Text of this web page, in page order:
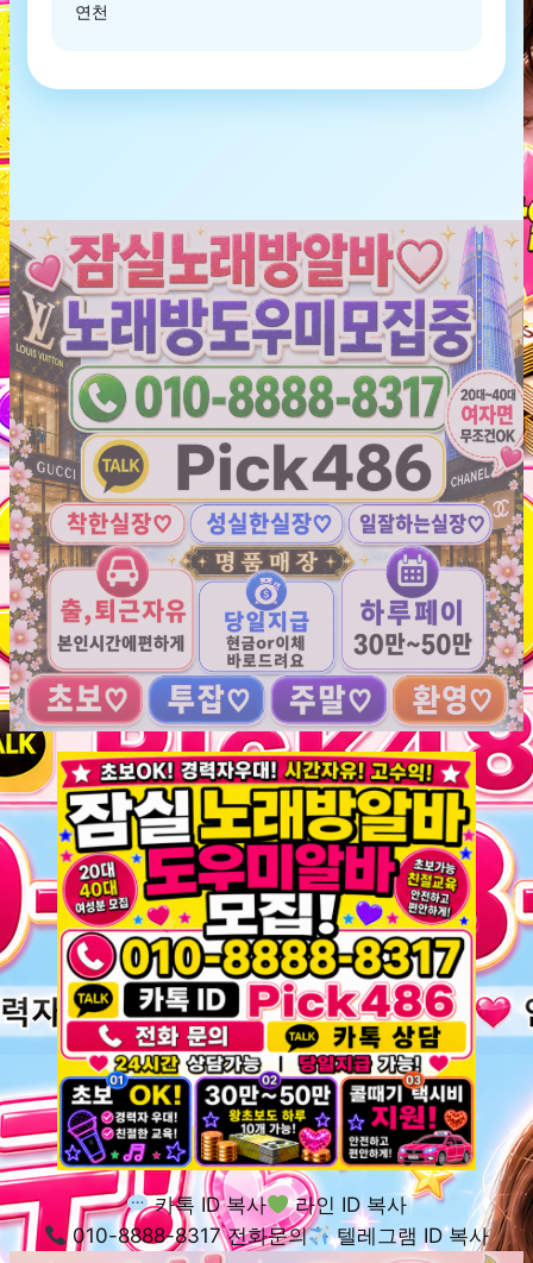
연천
카톡 ID 복사
라인 ID 복사
010-8888-8317 전화문의
텔레그램 ID 복사